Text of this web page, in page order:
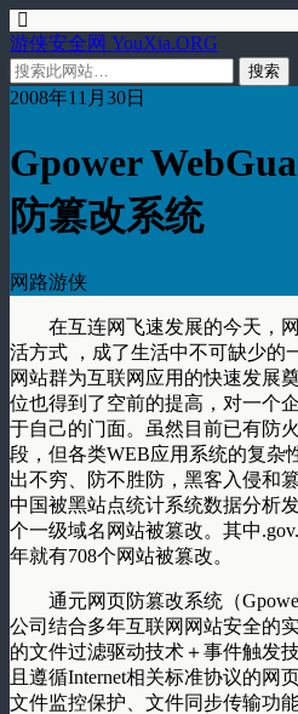
游侠安全网 YouXia.ORG
2008年11月30日
Gpower
防篡改系统
网路游侠
在互连网飞速发展的今天，网
活方式 ，成了生活中不可缺少的
网站群为互联网应用的快速发展
位也得到了空前的提高，对一个
于自己的门面。虽然目前已有防
段，但各类WEB应用系统的复杂
出不穷、防不胜防，黑客入侵和
中国被黑站点统计系统数据分析
个一级域名网站被篡改。其中
年就有708个网站被篡改。
通元网页防篡改系统（Gpower
公司结合多年互联网网站安全的
的文件过滤驱动技术＋事件触发
且遵循Internet相关标准协议的网
文件监控保护、文件同步传输功